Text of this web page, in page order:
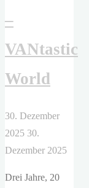
–
VANtastic
World
30. Dezember
2025 30.
Dezember 2025
Drei Jahre, 20